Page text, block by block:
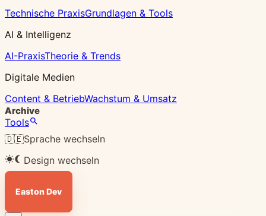
Technische PraxisGrundlagen & Tools
AI & Intelligenz
AI-PraxisTheorie & Trends
Digitale Medien
Content & BetriebWachstum & Umsatz
Archive
Tools
🇩🇪Sprache wechseln
Design wechseln
Easton Dev